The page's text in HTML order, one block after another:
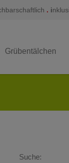
. i
Grübentälchen
Suche: